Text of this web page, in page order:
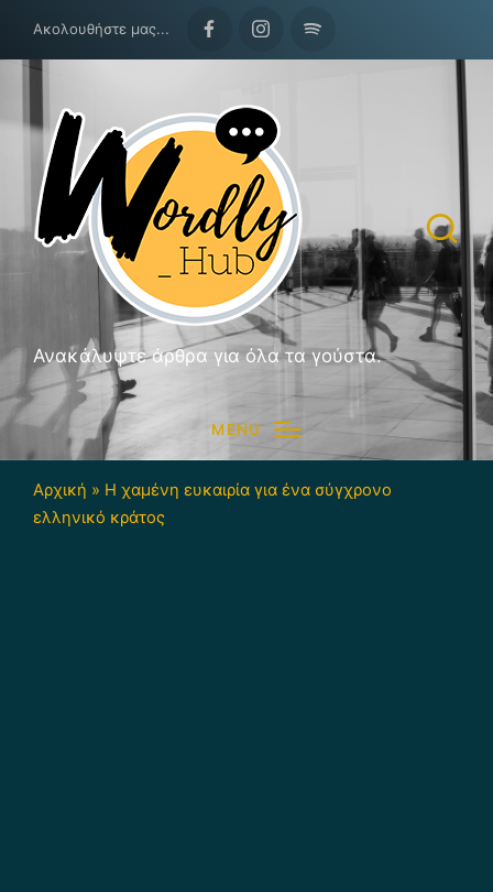
Ακολουθήστε μας...
FacebookInstagramSpotify
Ανακάλυψτε άρθρα για όλα τα γούστα.
MENU
Αρχική » Η χαμένη ευκαιρία για ένα σύγχρονο
ελληνικό κράτος